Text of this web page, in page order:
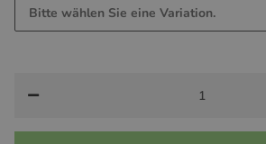
Bitte wählen Sie eine Variation.